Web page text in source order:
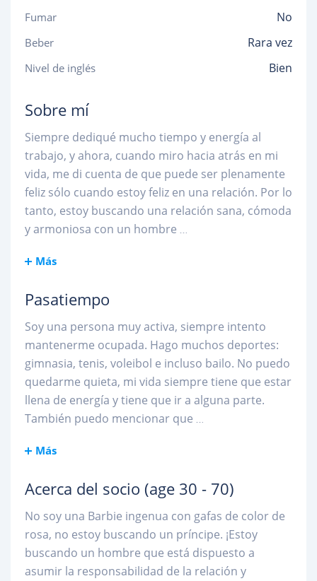
Fumar No
Beber Rara vez
Nivel de inglés Bien
Sobre mí
Siempre dediqué mucho tiempo y energía al
trabajo, y ahora, cuando miro hacia atrás en mi
vida, me di cuenta de que puede ser plenamente
feliz sólo cuando estoy feliz en una relación. Por lo
tanto, estoy buscando una relación sana, cómoda
y armoniosa con un hombre ...
Más
Pasatiempo
Soy una persona muy activa, siempre intento
mantenerme ocupada. Hago muchos deportes:
gimnasia, tenis, voleibol e incluso bailo. No puedo
quedarme quieta, mi vida siempre tiene que estar
llena de energía y tiene que ir a alguna parte.
También puedo mencionar que ...
Más
Acerca del socio (age 30 - 70)
No soy una Barbie ingenua con gafas de color de
rosa, no estoy buscando un príncipe. ¡Estoy
buscando un hombre que está dispuesto a
asumir la responsabilidad de la relación y